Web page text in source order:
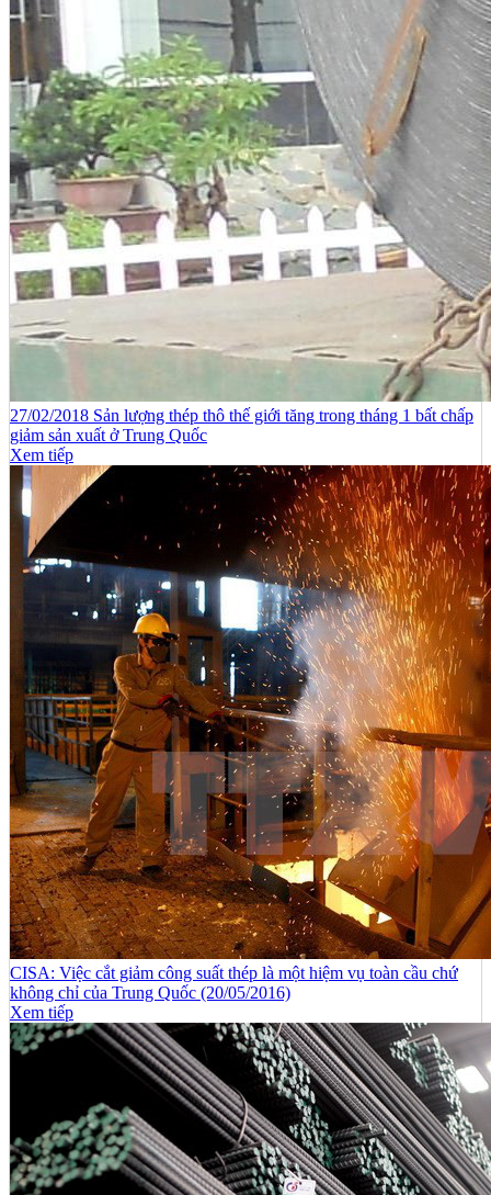
27/02/2018 Sản lượng thép thô thế giới tăng trong tháng 1 bất chấp
giảm sản xuất ở Trung Quốc
Xem tiếp
CISA: Việc cắt giảm công suất thép là một hiệm vụ toàn cầu chứ
không chỉ của Trung Quốc (20/05/2016)
Xem tiếp